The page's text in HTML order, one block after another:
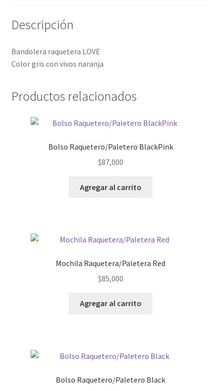
Descripción
Bandolera raquetera LOVE
Color gris con vivos naranja
Productos relacionados
Bolso Raquetero/Paletero BlackPink
$87,000
Agregar al carrito
Mochila Raquetera/Paletera Red
$85,000
Agregar al carrito
Bolso Raquetero/Paletero Black